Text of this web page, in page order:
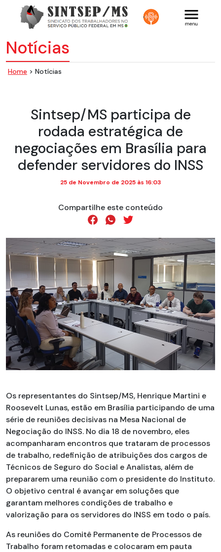
Notícias
Home > Notícias
Sintsep/MS participa de
rodada estratégica de
negociações em Brasília para
defender servidores do INSS
25 de Novembro de 2025 às 16:03
Compartilhe este conteúdo
Os representantes do Sintsep/MS, Henrique Martini e
Roosevelt Lunas, estão em Brasília participando de uma
série de reuniões decisivas na Mesa Nacional de
Negociação do INSS. No dia 18 de novembro, eles
acompanharam encontros que trataram de processos
de trabalho, redefinição de atribuições dos cargos de
Técnicos de Seguro do Social e Analistas, além de
prepararem uma reunião com o presidente do Instituto.
O objetivo central é avançar em soluções que
garantam melhores condições de trabalho e
valorização para os servidores do INSS em todo o país.
As reuniões do Comitê Permanente de Processos de
Trabalho foram retomadas e colocaram em pauta